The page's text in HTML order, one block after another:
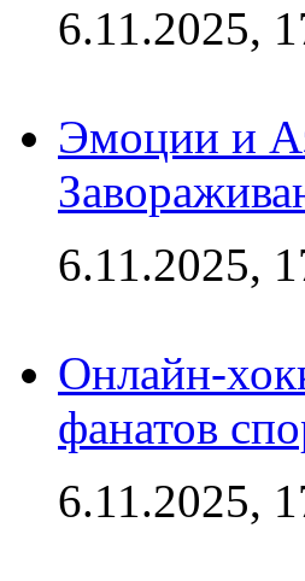
6.11.2025,
Эмоции и
6.11.2025,
Онлайн-
фанатов
6.11.2025,